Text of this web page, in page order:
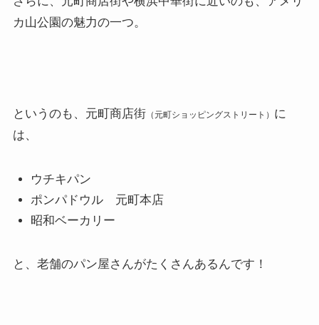
カ山公園の魅力の一つ。
というのも、元町商店街（元町ショッピングストリート） に
は、
ウチキパン
ポンパドウル 元町本店
昭和ベーカリー
と、老舗のパン屋さんがたくさんあるんです！